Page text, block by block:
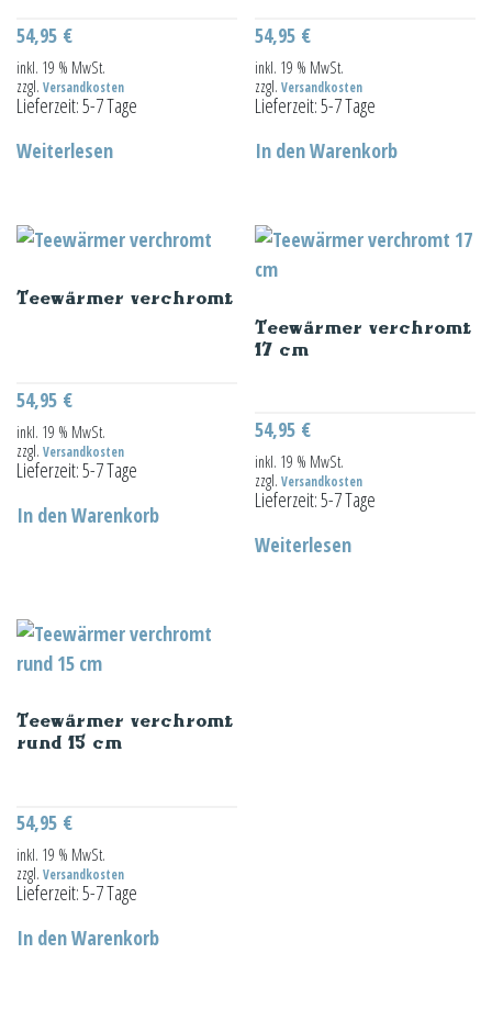
54,95 €
inkl. 19 % MwSt.
zzgl. Versandkosten
Lieferzeit:5-7 Tage
Weiterlesen
54,95 €
inkl. 19 % MwSt.
zzgl.Versandkosten
Lieferzeit:5-7 Tage
In den Warenkorb
Teewärmer verchromt
54,95 €
inkl. 19 % MwSt.
zzgl. Versandkosten
Lieferzeit:5-7 Tage
In den Warenkorb
Teewärmer verchromt
17 cm
54,95 €
inkl. 19 % MwSt.
zzgl.Versandkosten
Lieferzeit:5-7 Tage
Weiterlesen
Teewärmer verchromt
rund 15 cm
54,95 €
inkl. 19 % MwSt.
zzgl. Versandkosten
Lieferzeit:5-7 Tage
In den Warenkorb